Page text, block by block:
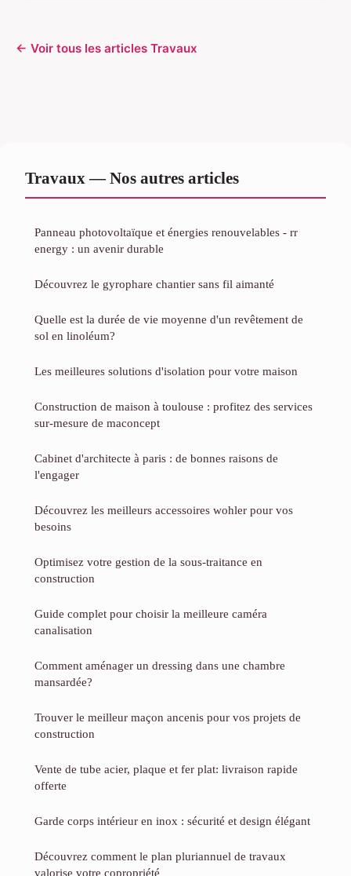
← Voir tous les articles Travaux
Travaux — Nos autres articles
Panneau photovoltaïque et énergies renouvelables - rr
energy : un avenir durable
Découvrez le gyrophare chantier sans fil aimanté
Quelle est la durée de vie moyenne d'un revêtement de
sol en linoléum?
Les meilleures solutions d'isolation pour votre maison
Construction de maison à toulouse : profitez des services
sur-mesure de maconcept
Cabinet d'architecte à paris : de bonnes raisons de
l'engager
Découvrez les meilleurs accessoires wohler pour vos
besoins
Optimisez votre gestion de la sous-traitance en
construction
Guide complet pour choisir la meilleure caméra
canalisation
Comment aménager un dressing dans une chambre
mansardée?
Trouver le meilleur maçon ancenis pour vos projets de
construction
Vente de tube acier, plaque et fer plat: livraison rapide
offerte
Garde corps intérieur en inox : sécurité et design élégant
Découvrez comment le plan pluriannuel de travaux
valorise votre copropriété